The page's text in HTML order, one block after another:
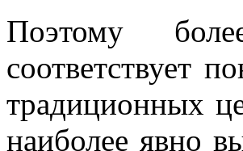
Поэтому
соответствует
традиционных
наиболее явно